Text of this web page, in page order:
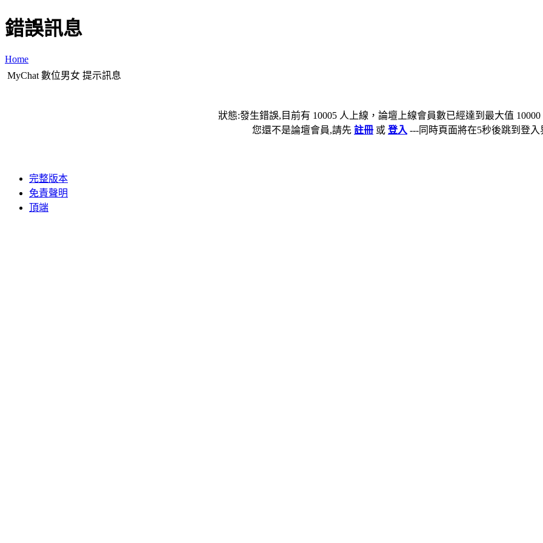
錯誤訊息
Home
MyChat 數位男女 提示訊息
狀態:發生錯誤,目前有 10005 人上線，論壇上線會員數已經達到最大值
您還不是論壇會員,請先 註冊 或 登入 ---同時頁面將在5秒後跳到登入
完整版本
免責聲明
頂端